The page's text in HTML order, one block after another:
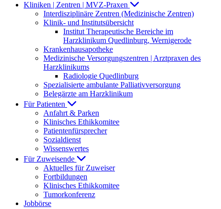
Kliniken | Zentren | MVZ-Praxen
Interdisziplinäre Zentren (Medizinische Zentren)
Klinik- und Institutsübersicht
Institut Therapeutische Bereiche im
Harzklinikum Quedlinburg, Wernigerode
Krankenhausapotheke
Medizinische Versorgungszentren | Arztpraxen des
Harzklinikums
Radiologie Quedlinburg
Spezialisierte ambulante Palliativversorgung
Belegärzte am Harzklinikum
Für Patienten
Anfahrt & Parken
Klinisches Ethikkomitee
Patientenfürsprecher
Sozialdienst
Wissenswertes
Für Zuweisende
Aktuelles für Zuweiser
Fortbildungen
Klinisches Ethikkomitee
Tumorkonferenz
Jobbörse